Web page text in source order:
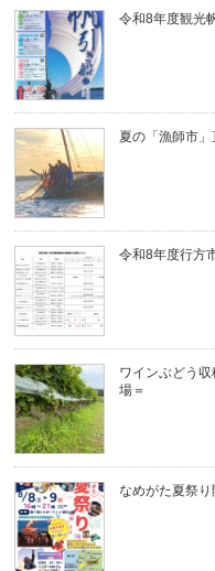
令和8年度観光
夏の「漁師市
令和8年度行方
ワインぶどう
場＝
なめがた夏祭